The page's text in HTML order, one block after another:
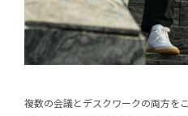
複数の会議とデスクワークの両方を